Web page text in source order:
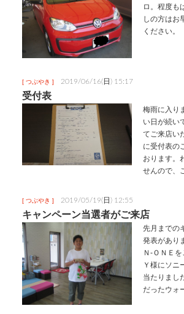
ロ。程度も
しの方はお
ください。
[ つぶやき ] 2019/06/16(日) 15:17
受付表
梅雨に入り
い日が続い
てご来店い
に受付表の
おります。
せんので、
したら、何
い。
[ つぶやき ] 2019/05/19(日) 12:55
キャンペーン当選者がご来店
先月までの
発表があり
Ｎ-ＯＮＥを
Ｙ様にソニ
当たりまし
だったウォ